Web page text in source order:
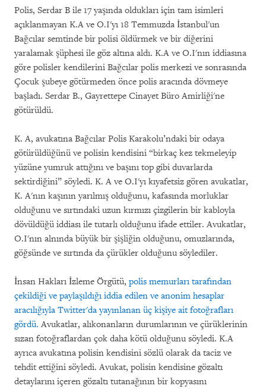
Polis, Serdar B ile 17 yaşında oldukları için tam isimleri
açıklanmayan K.A ve O.I'yı 18 Temmuzda İstanbul'un
Bağcılar semtinde bir polisi öldürmek ve bir diğerini
yaralamak şüphesi ile göz altına aldı. K.A ve O.I'nın iddiasına
göre polisler kendilerini Bağcılar polis merkezi ve sonrasında
Çocuk şubeye götürmeden önce polis aracında dövmeye
başladı. Serdar B., Gayrettepe Cinayet Büro Amirliği'ne
götürüldü.
K. A, avukatına Bağcılar Polis Karakolu’ndaki bir odaya
götürüldüğünü ve polisin kendisini “birkaç kez tekmeleyip
yüzüne yumruk attığını ve başını top gibi duvarlarda
sektirdiğini” söyledi. K. A ve O.I'yı kıyafetsiz gören avukatlar,
K. A'nın kaşının yarılmış olduğunu, kafasında morluklar
olduğunu ve sırtındaki uzun kırmızı çizgilerin bir kabloyla
dövüldüğü iddiası ile tutarlı olduğunu ifade ettiler. Avukatlar,
O.I'nın alnında büyük bir şişliğin olduğunu, omuzlarında,
göğsünde ve sırtında da çürükler olduğunu söylediler.
İnsan Hakları İzleme Örgütü, polis memurları tarafından
çekildiği ve paylaşıldığı iddia edilen ve anonim hesaplar
aracılığıyla Twitter'da yayınlanan üç kişiye ait fotoğrafları
gördü. Avukatlar, alıkonanların durumlarının ve çürüklerinin
sızan fotoğraflardan çok daha kötü olduğunu söyledi. K.A
ayrıca avukatına polisin kendisini sözlü olarak da taciz ve
tehdit ettiğini söyledi. Avukat, polisin kendisine gözaltı
detaylarını içeren gözaltı tutanağının bir kopyasını